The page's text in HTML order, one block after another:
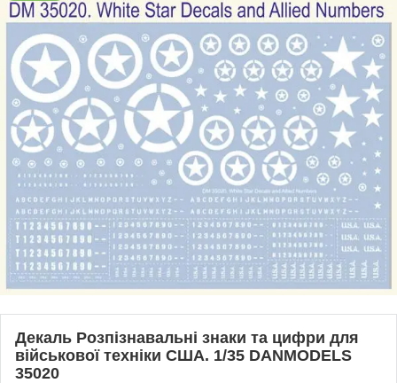
Декаль Розпізнавальні знаки та цифри для
військової техніки США. 1/35 DANMODELS
35020